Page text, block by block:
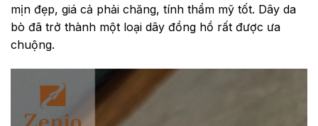
mịn đẹp, giá cả phải chăng, tính thẩm mỹ tốt. Dây da
bò đã trở thành một loại dây đồng hồ rất được ưa
chuộng.